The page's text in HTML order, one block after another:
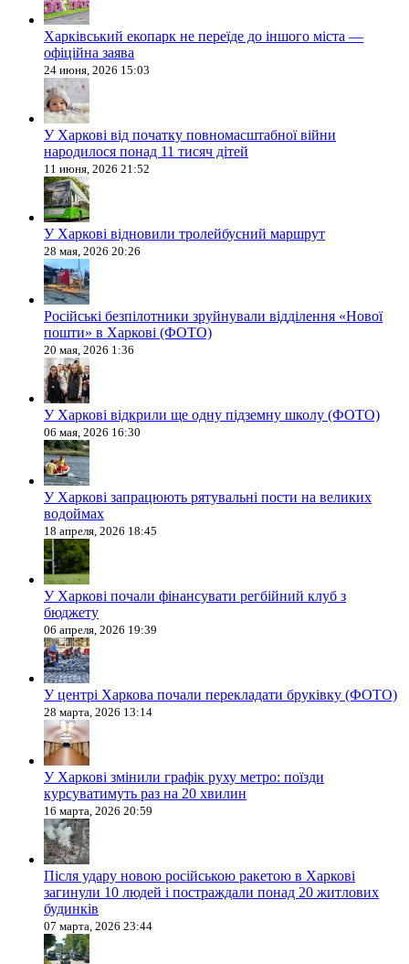
Харківський екопарк не переїде до іншого міста —
офіційна заява
24 июня, 2026 15:03
У Харкові від початку повномасштабної війни
народилося понад 11 тисяч дітей
11 июня, 2026 21:52
У Харкові відновили тролейбусний маршрут
28 мая, 2026 20:26
Російські безпілотники зруйнували відділення «Нової
пошти» в Харкові (ФОТО)
20 мая, 2026 1:36
У Харкові відкрили ще одну підземну школу (ФОТО)
06 мая, 2026 16:30
У Харкові запрацюють рятувальні пости на великих
водоймах
18 апреля, 2026 18:45
У Харкові почали фінансувати регбійний клуб з
бюджету
06 апреля, 2026 19:39
У центрі Харкова почали перекладати бруківку (ФОТО)
28 марта, 2026 13:14
У Харкові змінили графік руху метро: поїзди
курсуватимуть раз на 20 хвилин
16 марта, 2026 20:59
Після удару новою російською ракетою в Харкові
загинули 10 людей і постраждали понад 20 житлових
будинків
07 марта, 2026 23:44